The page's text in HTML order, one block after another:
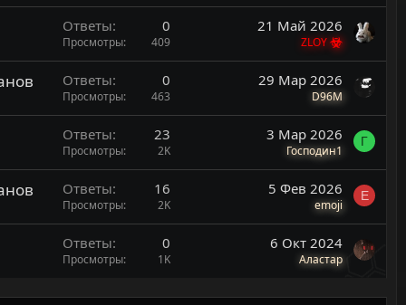
Ответы 0
Просмотры 409
21 Май 2026
ZLOY
Ответы 0
Просмотры 463
29 Мар 2026
D96M
Ответы 23
Просмотры 2K
3 Мар 2026
Господин1
Г
Ответы 16
Просмотры 2K
5 Фев 2026
emoji
E
Ответы 0
Просмотры 1K
6 Окт 2024
Аластар